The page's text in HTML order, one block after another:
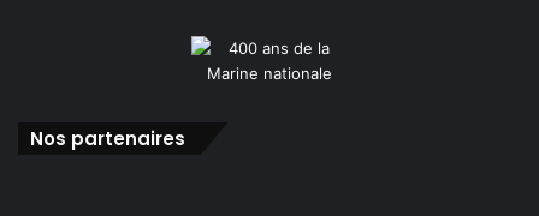
Nos partenaires